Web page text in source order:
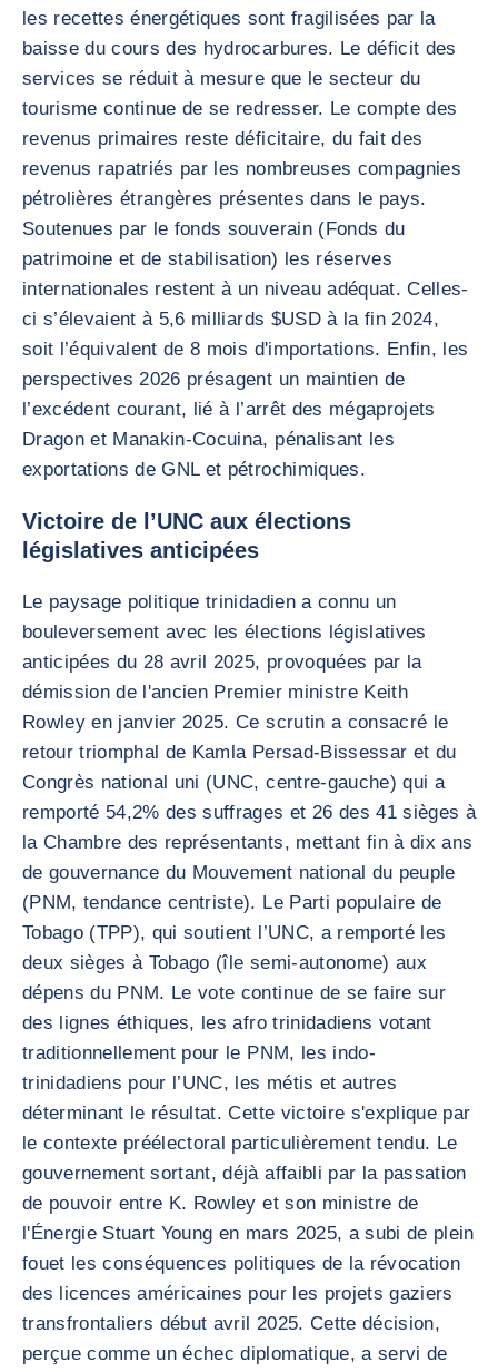
les recettes énergétiques sont fragilisées par la
baisse du cours des hydrocarbures. Le déficit des
services se réduit à mesure que le secteur du
tourisme continue de se redresser. Le compte des
revenus primaires reste déficitaire, du fait des
revenus rapatriés par les nombreuses compagnies
pétrolières étrangères présentes dans le pays.
Soutenues par le fonds souverain (Fonds du
patrimoine et de stabilisation) les réserves
internationales restent à un niveau adéquat. Celles-
ci s’élevaient à 5,6 milliards $USD à la fin 2024,
soit l’équivalent de 8 mois d'importations. Enfin, les
perspectives 2026 présagent un maintien de
l’excédent courant, lié à l’arrêt des mégaprojets
Dragon et Manakin-Cocuina, pénalisant les
exportations de GNL et pétrochimiques.
Victoire de l’UNC aux élections
législatives anticipées
Le paysage politique trinidadien a connu un
bouleversement avec les élections législatives
anticipées du 28 avril 2025, provoquées par la
démission de l'ancien Premier ministre Keith
Rowley en janvier 2025. Ce scrutin a consacré le
retour triomphal de Kamla Persad-Bissessar et du
Congrès national uni (UNC, centre-gauche) qui a
remporté 54,2% des suffrages et 26 des 41 sièges à
la Chambre des représentants, mettant fin à dix ans
de gouvernance du Mouvement national du peuple
(PNM, tendance centriste). Le Parti populaire de
Tobago (TPP), qui soutient l’UNC, a remporté les
deux sièges à Tobago (île semi-autonome) aux
dépens du PNM. Le vote continue de se faire sur
des lignes éthiques, les afro trinidadiens votant
traditionnellement pour le PNM, les indo-
trinidadiens pour l’UNC, les métis et autres
déterminant le résultat. Cette victoire s'explique par
le contexte préélectoral particulièrement tendu. Le
gouvernement sortant, déjà affaibli par la passation
de pouvoir entre K. Rowley et son ministre de
l'Énergie Stuart Young en mars 2025, a subi de plein
fouet les conséquences politiques de la révocation
des licences américaines pour les projets gaziers
transfrontaliers début avril 2025. Cette décision,
perçue comme un échec diplomatique, a servi de